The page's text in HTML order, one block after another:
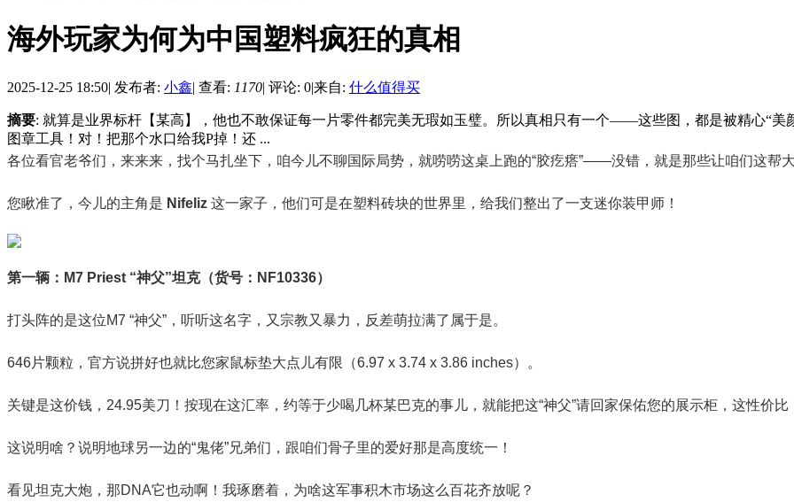
海外玩家为何为中国塑料疯狂的真相
2025-12-25 18:50| 发布者: 小鑫| 查看: 1170| 评论: 0|来自: 什么值得买
摘要: 就算是业界标杆【某高】，他也不敢保证每一片零件都完美无瑕如玉璧。所以真相只有一个——这些图，都是被精心“美
图章工具！对！把那个水口给我P掉！还 ...
各位看官老爷们，来来来，找个马扎坐下，咱今儿不聊国际局势，就唠唠这桌上跑的“胶疙瘩”——没错，就是那些让咱们这帮
您瞅准了，今儿的主角是 Nifeliz 这一家子，他们可是在塑料砖块的世界里，给我们整出了一支迷你装甲师！
第一辆：M7 Priest “神父”坦克（货号：NF10336）
打头阵的是这位M7 “神父”，听听这名字，又宗教又暴力，反差萌拉满了属于是。
646片颗粒，官方说拼好也就比您家鼠标垫大点儿有限（6.97 x 3.74 x 3.86 inches）。
关键是这价钱，24.95美刀！按现在这汇率，约等于少喝几杯某巴克的事儿，就能把这“神父”请回家保佑您的展示柜，这性价比
这说明啥？说明地球另一边的“鬼佬”兄弟们，跟咱们骨子里的爱好那是高度统一！
看见坦克大炮，那DNA它也动啊！我琢磨着，为啥这军事积木市场这么百花齐放呢？